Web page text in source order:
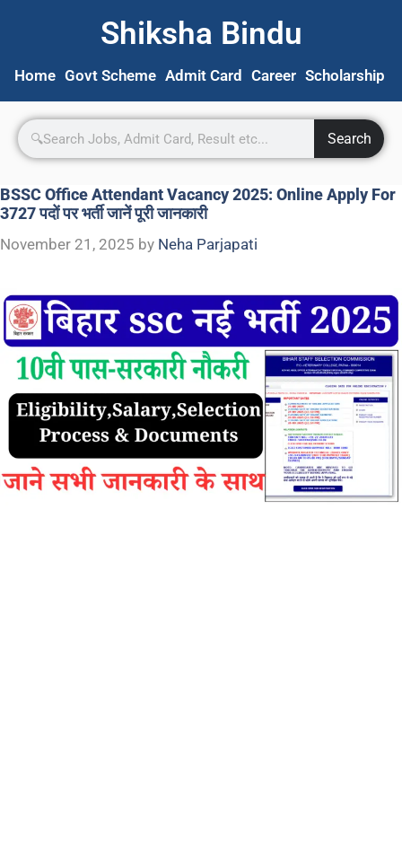
Shiksha Bindu
Home Govt Scheme Admit Card Career Scholarship
Search
BSSC Office Attendant Vacancy 2025: Online Apply For
3727 पदों पर भर्ती जानें पूरी जानकारी
November 21, 2025 by Neha Parjapati